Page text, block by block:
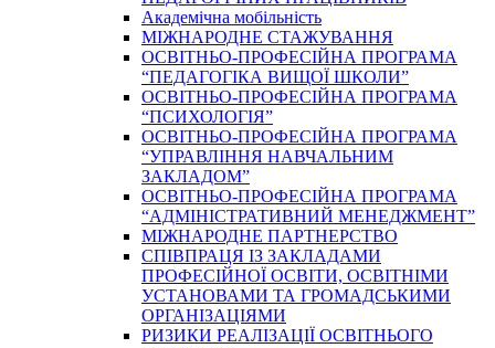
Академічна мобільність
МІЖНАРОДНЕ СТАЖУВАННЯ
ОСВІТНЬО-ПРОФЕСІЙНА ПРОГРАМА
“ПЕДАГОГІКА ВИЩОЇ ШКОЛИ”
ОСВІТНЬО-ПРОФЕСІЙНА ПРОГРАМА
“ПСИХОЛОГІЯ”
ОСВІТНЬО-ПРОФЕСІЙНА ПРОГРАМА
“УПРАВЛІННЯ НАВЧАЛЬНИМ
ЗАКЛАДОМ”
ОСВІТНЬО-ПРОФЕСІЙНА ПРОГРАМА
“АДМІНІСТРАТИВНИЙ МЕНЕДЖМЕНТ”
МІЖНАРОДНЕ ПАРТНЕРСТВО
СПІВПРАЦЯ ІЗ ЗАКЛАДАМИ
ПРОФЕСІЙНОЇ ОСВІТИ, ОСВІТНІМИ
УСТАНОВАМИ ТА ГРОМАДСЬКИМИ
ОРГАНІЗАЦІЯМИ
РИЗИКИ РЕАЛІЗАЦІЇ ОСВІТНЬОГО